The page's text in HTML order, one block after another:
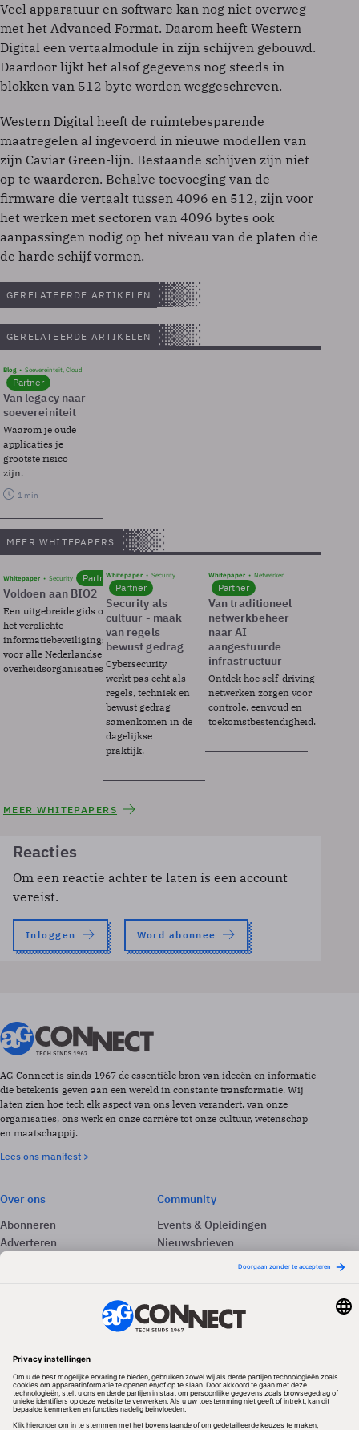
Veel apparatuur en software kan nog niet overweg
met het Advanced Format. Daarom heeft Western
Digital een vertaalmodule in zijn schijven gebouwd.
Daardoor lijkt het alsof gegevens nog steeds in
blokken van 512 byte worden weggeschreven.
Western Digital heeft de ruimtebesparende
maatregelen al ingevoerd in nieuwe modellen van
zijn Caviar Green-lijn. Bestaande schijven zijn niet
op te waarderen. Behalve toevoeging van de
firmware die vertaalt tussen 4096 en 512, zijn voor
het werken met sectoren van 4096 bytes ook
aanpassingen nodig op het niveau van de platen die
de harde schijf vormen.
GERELATEERDE ARTIKELEN
GERELATEERDE ARTIKELEN
Blog Soevereinteit, Cloud
Partner
Van legacy naar
soevereiniteit
Waarom je oude
applicaties je
grootste risico
zijn.
1 min
MEER WHITEPAPERS
Whitepaper Security Partner
Voldoen aan BIO2
Een uitgebreide gids over BIO2,
het verplichte
informatiebeveiligingsframework
voor alle Nederlandse
overheidsorganisaties.
Whitepaper Security
Partner
Security als
cultuur - maak
van regels
bewust gedrag
Cybersecurity
werkt pas echt als
regels, techniek en
bewust gedrag
samenkomen in de
dagelijkse
praktijk.
Whitepaper Netwerken
Partner
Van traditioneel
netwerkbeheer
naar AI
aangestuurde
infrastructuur
Ontdek hoe self-driving
netwerken zorgen voor
controle, eenvoud en
toekomstbestendigheid.
MEER WHITEPAPERS
Reacties
Om een reactie achter te laten is een account
vereist.
Inloggen Word abonnee
AG Connect is sinds 1967 de essentiële bron van ideeën en informatie
die betekenis geven aan een wereld in constante transformatie. Wij
laten zien hoe tech elk aspect van ons leven verandert, van onze
organisaties, ons werk en onze carrière tot onze cultuur, wetenschap
en maatschappij.
Lees ons manifest >
Over ons
Abonneren
Adverteren
Contact
Community
Events & Opleidingen
Nieuwsbrieven
Redactionele partner